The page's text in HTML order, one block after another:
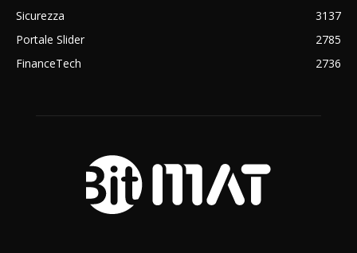
Sicurezza
3137
Portale Slider
2785
FinanceTech
2736